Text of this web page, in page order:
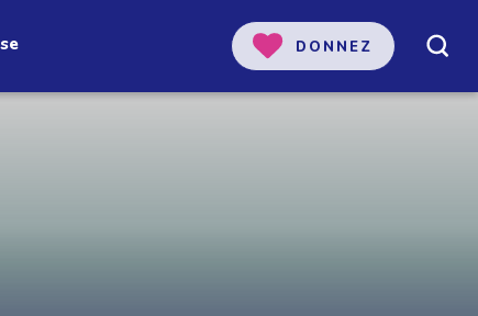
DONNEZ